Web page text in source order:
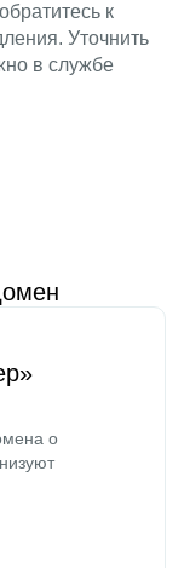
к
Уточнить
в службе
о